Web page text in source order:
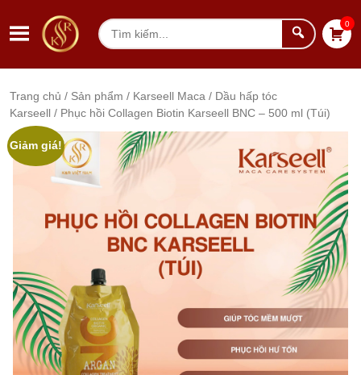
Tìm
0
Trang chủ / Sản phẩm / Karseell Maca / Dầu hấp tóc
Karseell / Phục hồi Collagen Biotin Karseell BNC – 500 ml (Túi)
Tổng quan sản phẩm
Thư viện ảnh sản phẩm
Giảm giá!